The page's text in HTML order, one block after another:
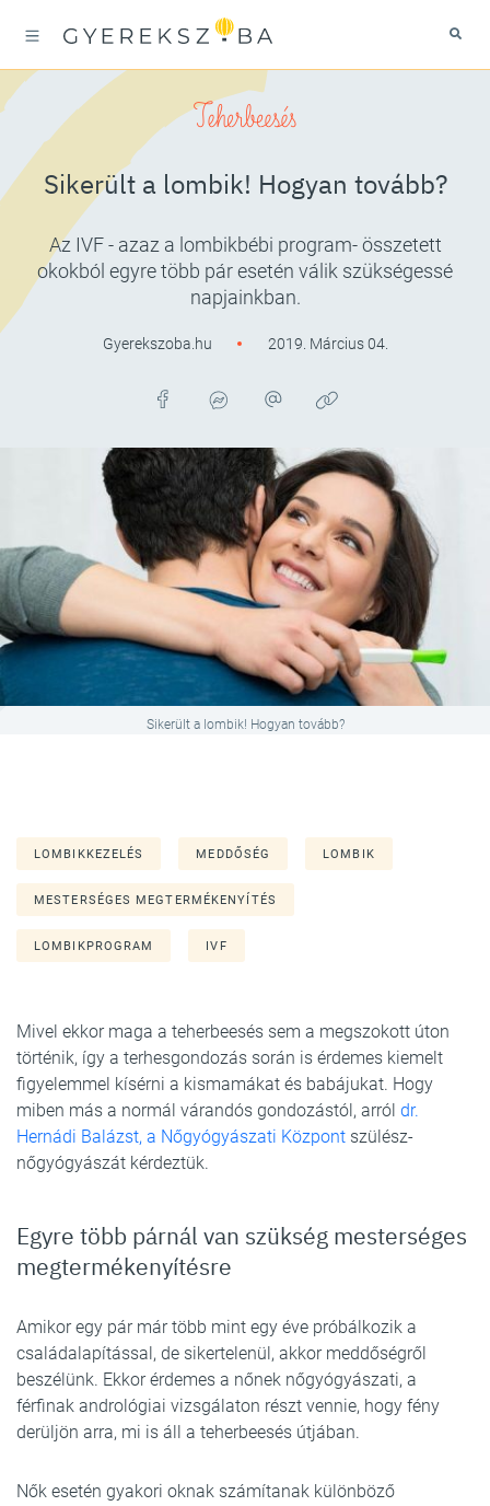
Teherbeesés
Sikerült a lombik! Hogyan tovább?
Az IVF - azaz a lombikbébi program- összetett
okokból egyre több pár esetén válik szükségessé
napjainkban.
Gyerekszoba.hu 2019. Március 04.
Sikerült a lombik! Hogyan tovább?
LOMBIKKEZELÉS MEDDŐSÉG LOMBIK
MESTERSÉGES MEGTERMÉKENYÍTÉS
LOMBIKPROGRAM IVF
Mivel ekkor maga a teherbeesés sem a megszokott úton
történik, így a terhesgondozás során is érdemes kiemelt
figyelemmel kísérni a kismamákat és babájukat. Hogy
miben más a normál várandós gondozástól, arról dr.
Hernádi Balázst, a Nőgyógyászati Központ szülész-
nőgyógyászát kérdeztük.
Egyre több párnál van szükség mesterséges
megtermékenyítésre
Amikor egy pár már több mint egy éve próbálkozik a
családalapítással, de sikertelenül, akkor meddőségről
beszélünk. Ekkor érdemes a nőnek nőgyógyászati, a
férfinak andrológiai vizsgálaton részt vennie, hogy fény
derüljön arra, mi is áll a teherbeesés útjában.
Nők esetén gyakori oknak számítanak különböző